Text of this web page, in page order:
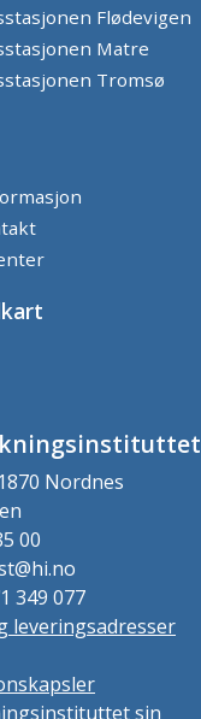
Flødevigen
Matre
Tromsø
Nordnes
00
349 077
leveringsadresser
sin